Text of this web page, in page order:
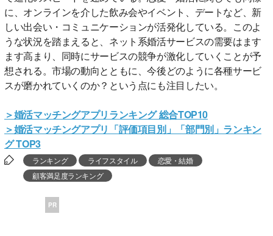
に、オンラインを介した飲み会やイベント、デートなど、新
しい出会い・コミュニケーションが活発化している。このよ
うな状況を踏まえると、ネット系婚活サービスの需要はます
ます高まり、同時にサービスの競争が激化していくことが予
想される。市場の動向とともに、今後どのように各種サービ
スが磨かれていくのか？という点にも注目したい。
＞婚活マッチングアプリランキング 総合TOP10
＞婚活マッチングアプリ「評価項目別」「部門別」ランキン
グ TOP3
ランキング ライフスタイル
恋愛・結婚
顧客満足度ランキング
PR